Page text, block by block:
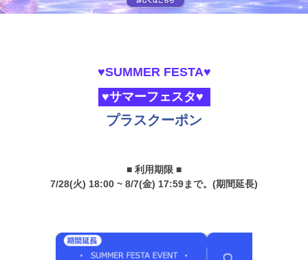
♥SUMMER FESTA♥
♥サマーフェスタ♥
プラスクーポン
■ 利用期限 ■
7/28(火) 18:00 ~ 8/7(金) 17:59まで。(期間延長)